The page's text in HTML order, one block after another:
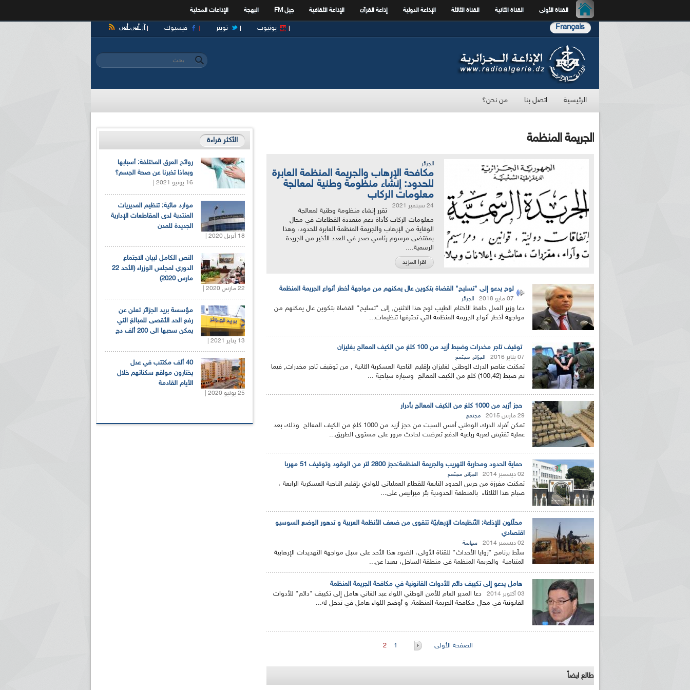
القناة الأولى القناة الثانية القناة الثالثة الإذاعة الدولية إذاعة القرآن الإذاعة الثقافية جيل FM البهجة الإذاعات المحلية
Français آر أس أس فيسبوك تويتر يوتيوب
استمارة البحث
‏بحث ‏
الرئيسية اتصل بنا من نحن؟
الجريمة المنظمة
الجزائر
مكافحة الإرهاب والجريمة المنظمة العابرة
للحدود: إنشاء منظومة وطنية لمعالجة
معلومات الركاب
24 سبتمبر 2021
تقرر إنشاء منظومة وطنية لمعالجة
معلومات الركاب كأداة دعم متعددة القطاعات في مجال
الوقاية من الإرهاب والجريمة المنظمة العابرة للحدود، وهذا
بمقتضى مرسوم رئاسي صدر في العدد الأخير من الجريدة
الرسمية....
اقرأ المزيد
لوح يدعو إلى "تسليح" القضاة بتكوين عال يمكنهم من مواجهة أخطر أنواع الجريمة المنظمة
07 مايو 2018 الجزائر
دعا وزير العدل حافظ الأختام الطيب لوح هذا الاثنين, إلى "تسليح" القضاة بتكوين عال يمكنهم من
مواجهة أخطر أنواع الجريمة المنظمة التي تحترفها تنظيمات...
توقيف تاجر مخدرات وضبط أزيد من 100 كلغ من الكيف المعالج بغليزان
07 يناير 2016 الجزائر, مجتمع
تمكنت عناصر الدرك الوطني لغليزان بإقليم الناحية العسكرية الثانية , من توقيف تاجر مخدرات, فيما
تم ضبط (100,42) كلغ من الكيف المعالج وسيارة سياحية ...
حجز أزيد من 1000 كلغ من الكيف المعالج بأدرار
29 مارس 2015 مجتمع
تمكن أفراد الدرك الوطني أمس السبت من حجز أزيد من 1000 كلغ من الكيف المعالج وذلك بعد
عملية تفتيش لعربة رباعية الدفع تعرضت لحادث مرور على مستوى الطريق...
حماية الحدود ومحاربة التهريب والجريمة المنظمة:حجز 2800 لتر من الوقود وتوقيف 51 مهربا
02 ديسمبر 2014 الجزائر, مجتمع
تمكنت مفرزة من حرس الحدود التابعة للقطاع العملياتي للوادي بإقليم الناحية العسكرية الرابعة ،
صباح هذا الثلاثاء بالمنطقة الحدودية بئر ميزابيس على...
محلّلون للإذاعة: التّنظيمات الإرهابيّة تتقوى من ضعف الأنظمة العربية و تدهور الوضع السوسيو
اقتصادي
02 ديسمبر 2014 سياسة
سلّط برنامج "زوايا الأحداث" للقناة الأولى، الضوء هذا الأحد على سبل مواجهة التهديدات الإرهابية
المتنامية والجريمة المنظمة في منطقة الساحل، بعيدا عن...
هامل يدعو إلى تكييف دائم للأدوات القانونية في مكافحة الجريمة المنظمة
03 أكتوبر 2014
دعا المدير العام للأمن الوطني اللواء عبد الغاني هامل إلى تكييف "دائم" للأدوات
القانونية في مجال مكافحة الجريمة المنظمة. و أوضح اللواء هامل في تدخل له...
الصفحة الأولى 1
2
طالع ايضاً
الأكثر قراءة
روائح العرق المختلفة: أسبابها
وبماذا تخبرنا عن صحة الجسم؟
16 يونيو 2021 |
موارد مائية: تنظيم المديريات
المنتدبة لدى المقاطعات الإدارية
الجديدة للمدن
18 أبريل 2020 |
النص الكامل لبيان الاجتماع
الدوري لمجلس الوزراء (الأحد 22
مارس 2020)
22 مارس 2020 |
مؤسسة بريد الجزائر تعلن عن
رفع الحد الأقصى للمبالغ التي
يمكن سحبها الى 200 ألف دج
13 يناير 2021 |
40 ألف مكتتب في عدل
يختارون مواقع سكناتهم خلال
الأيام القادمة
25 يونيو 2020 |